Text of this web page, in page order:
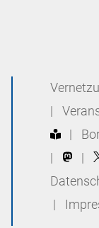
|
|
|
|
|